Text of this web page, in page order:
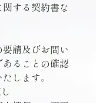
する契約書な
請及びお問い
ることの確認
します。